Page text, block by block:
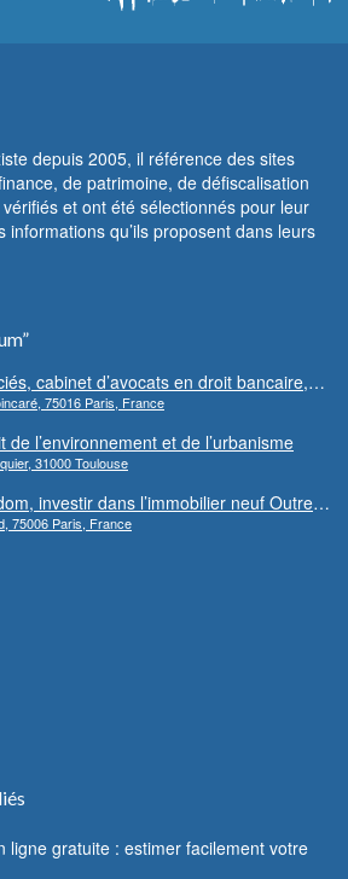
depuis 2005, il référence des sites
de patrimoine, de défiscalisation
et ont été sélectionnés pour leur
informations qu’ils proposent dans leurs
cabinet d’avocats en droit bancaire,
escroqueries financières
75016 Paris, France
de l’environnement et de l’urbanisme
31000 Toulouse
investir dans l’immobilier neuf Outre-
75006 Paris, France
ligne gratuite : estimer facilement votre